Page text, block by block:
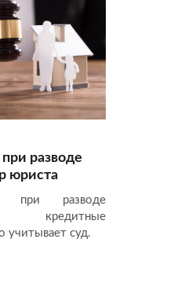
разводе
юриста
при разводе
кредитные
учитывает суд.